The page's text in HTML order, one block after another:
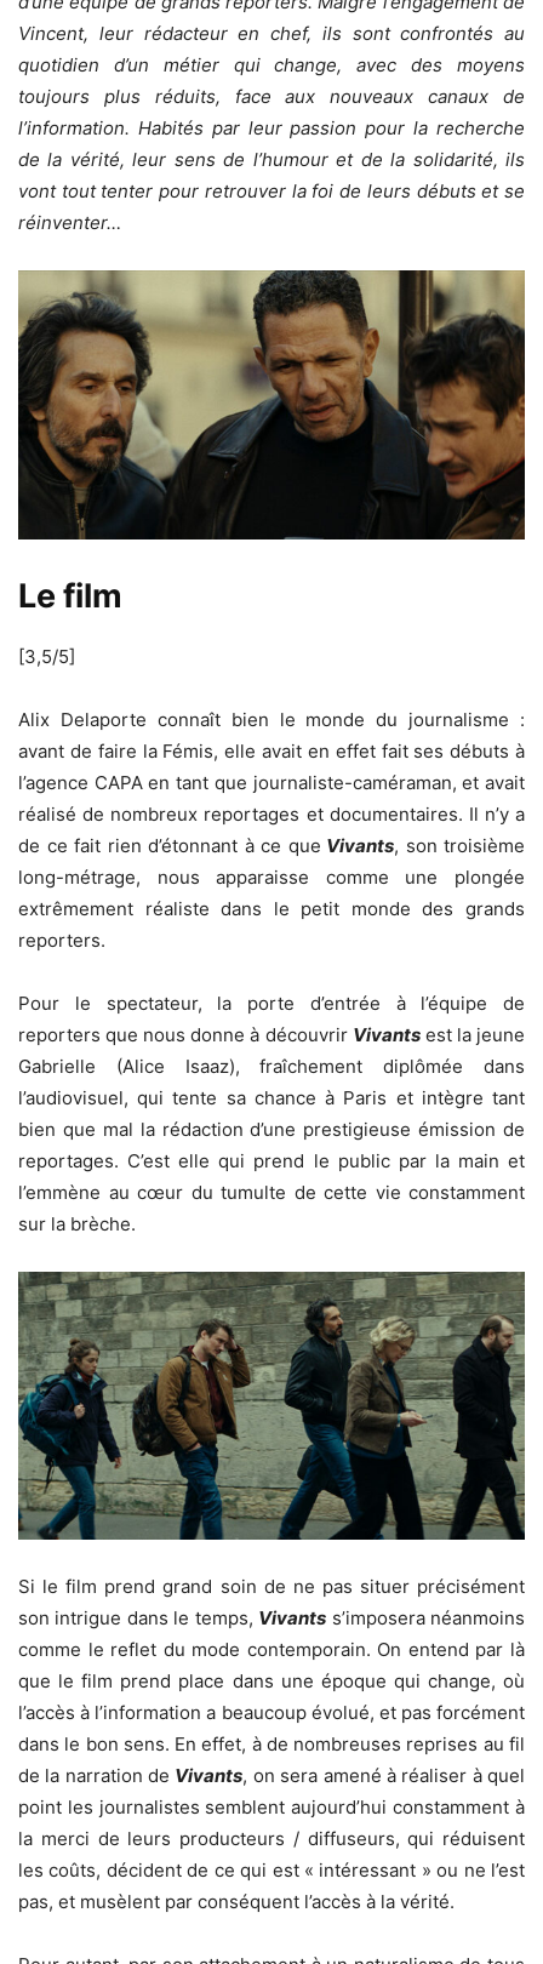
Vincent, leur rédacteur en chef, ils sont confrontés au
quotidien d’un métier qui change, avec des moyens
toujours plus réduits, face aux nouveaux canaux de
l’information. Habités par leur passion pour la recherche
de la vérité, leur sens de l’humour et de la solidarité, ils
vont tout tenter pour retrouver la foi de leurs débuts et se
réinventer…
Le film
[3,5/5]
Alix Delaporte connaît bien le monde du journalisme :
avant de faire la Fémis, elle avait en effet fait ses débuts à
l’agence CAPA en tant que journaliste-caméraman, et avait
réalisé de nombreux reportages et documentaires. Il n’y a
de ce fait rien d’étonnant à ce que Vivants, son troisième
long-métrage, nous apparaisse comme une plongée
extrêmement réaliste dans le petit monde des grands
reporters.
Pour le spectateur, la porte d’entrée à l’équipe de
reporters que nous donne à découvrir Vivantsest la jeune
Gabrielle (Alice Isaaz), fraîchement diplômée dans
l’audiovisuel, qui tente sa chance à Paris et intègre tant
bien que mal la rédaction d’une prestigieuse émission de
reportages. C’est elle qui prend le public par la main et
l’emmène au cœur du tumulte de cette vie constamment
sur la brèche.
Si le film prend grand soin de ne pas situer précisément
son intrigue dans le temps, Vivants s’imposera néanmoins
comme le reflet du mode contemporain. On entend par là
que le film prend place dans une époque qui change, où
l’accès à l’information a beaucoup évolué, et pas forcément
dans le bon sens. En effet, à de nombreuses reprises au fil
de la narration de Vivants, on sera amené à réaliser à quel
point les journalistes semblent aujourd’hui constamment à
la merci de leurs producteurs / diffuseurs, qui réduisent
les coûts, décident de ce qui est « intéressant » ou ne l’est
pas, et musèlent par conséquent l’accès à la vérité.